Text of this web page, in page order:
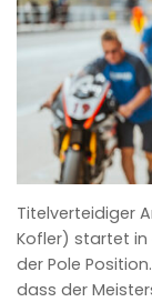
Titelverteidiger
Kofler) startet in
der Pole
dass der